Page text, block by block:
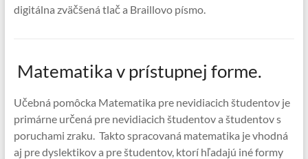
digitálna zväčšená tlač a Braillovo písmo.
Matematika v prístupnej forme.
Učebná pomôcka Matematika pre nevidiacich študentov je
primárne určená pre nevidiacich študentov a študentov s
poruchami zraku. Takto spracovaná matematika je vhodná
aj pre dyslektikov a pre študentov, ktorí hľadajú iné formy